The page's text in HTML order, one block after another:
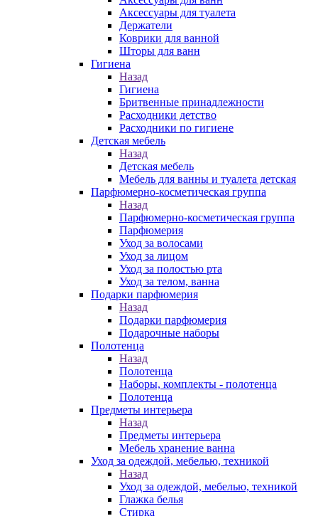
Аксессуары для туалета
Держатели
Коврики для ванной
Шторы для ванн
Гигиена
Назад
Гигиена
Бритвенные принадлежности
Расходники детство
Расходники по гигиене
Детская мебель
Назад
Детская мебель
Мебель для ванны и туалета детская
Парфюмерно-косметическая группа
Назад
Парфюмерно-косметическая группа
Парфюмерия
Уход за волосами
Уход за лицом
Уход за полостью рта
Уход за телом, ванна
Подарки парфюмерия
Назад
Подарки парфюмерия
Подарочные наборы
Полотенца
Назад
Полотенца
Наборы, комплекты - полотенца
Полотенца
Предметы интерьера
Назад
Предметы интерьера
Мебель хранение ванна
Уход за одеждой, мебелью, техникой
Назад
Уход за одеждой, мебелью, техникой
Глажка белья
Стирка